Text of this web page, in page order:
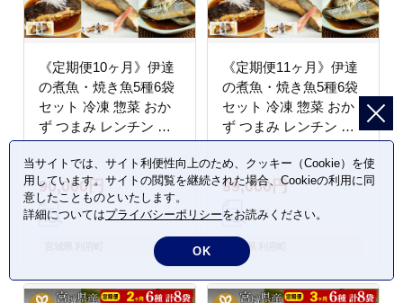
《定期便10ヶ月》伊達
の煮魚・焼き魚5種6袋
セット 冷凍 惣菜 おか
ず つまみ レンチン 湯
煎 簡単 煮物 煮付 塩焼
[煮魚 焼き魚 塩焼 鮭 サ
バ さば さんま ぶり か
れい 冷凍 惣菜 おかず
つまみ レンチン 湯煎
簡単 煮物 煮付 焼魚]
90,000円
《定期便11ヶ月》伊達
の煮魚・焼き魚5種6袋
セット 冷凍 惣菜 おか
ず つまみ レンチン 湯
煎 簡単 煮物 煮付 塩焼
[煮魚 焼き魚 塩焼 鮭 サ
バ さば さんま ぶり か
れい 冷凍 惣菜 おかず
つまみ レンチン 湯煎
簡単 煮物 煮付 焼魚]
99,000円
宮城県 利府町
当サイトでは、サイト利便性向上のため、クッキー（Cookie）を使
用しています。サイトの閲覧を継続された場合、Cookieの利用に同
意したことものといたします。
詳細についてはプライバシーポリシーをお読みください。
OK